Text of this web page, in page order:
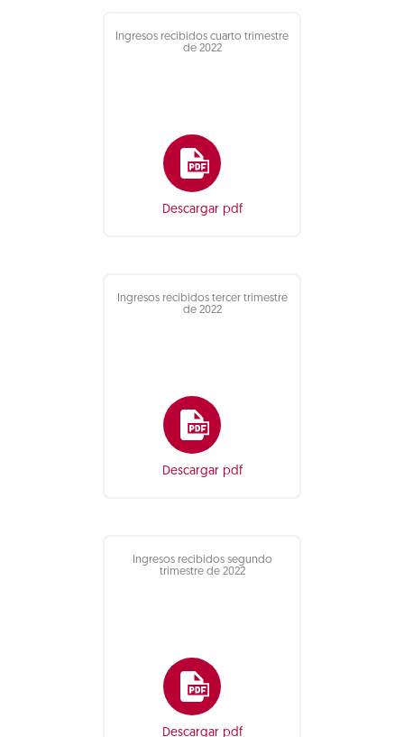
Ingresos recibidos cuarto trimestre
de 2022
Descargar pdf
Ingresos recibidos tercer trimestre
de 2022
Descargar pdf
Ingresos recibidos segundo
trimestre de 2022
Descargar pdf